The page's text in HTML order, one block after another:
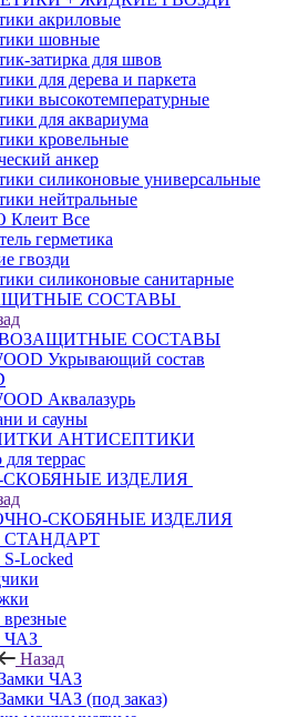
акриловые
шовные
затирка для швов
для дерева и паркета
высокотемпературные
для аквариума
кровельные
анкер
силиконовые универсальные
нейтральные
Клеит Все
герметика
гвозди
силиконовые санитарные
СОСТАВЫ
СОСТАВЫ
Укрывающий состав
Аквалазурь
и сауны
АНТИСЕПТИКИ
террас
ИЗДЕЛИЯ
СКОБЯНЫЕ ИЗДЕЛИЯ
СТАНДАРТ
Locked
ЧАЗ
Назад
ЧАЗ
ЧАЗ (под заказ)